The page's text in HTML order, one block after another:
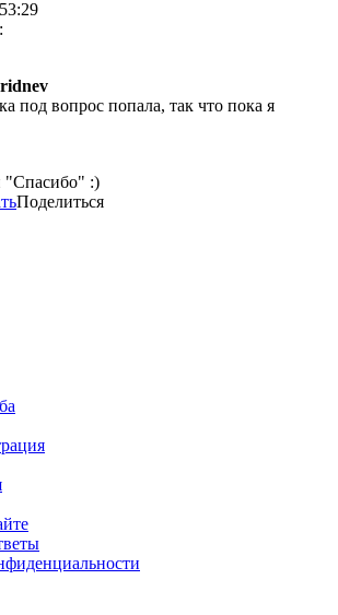
под вопрос попала, так что пока я
"Спасибо" :)
Поделиться